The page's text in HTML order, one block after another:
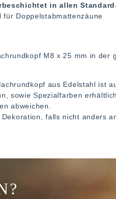
in allen
für Doppelstabmattenzäune
M8 x 25 mm in der
aus Edelstahl ist
sowie Spezialfarben erhältlich.
abweichen.
falls nicht anders